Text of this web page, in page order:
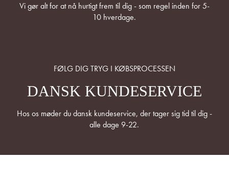
Vi gør alt for at nå hurtigt frem til dig - som regel inden for 5-
10 hverdage.
FØLG DIG TRYG I KØBSPROCESSEN
DANSK KUNDESERVICE
Hos os møder du dansk kundeservice, der tager sig tid til dig -
alle dage 9-22.